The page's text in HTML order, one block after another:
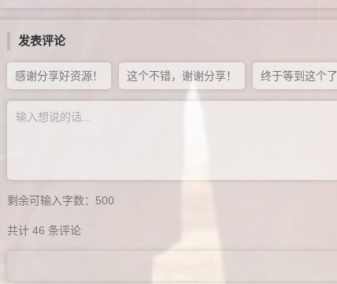
发表评论
感谢分享好资源！ 这个不错，谢谢分享！ 终于等到这个了
剩余可输入字数： 500
共计 46 条评论